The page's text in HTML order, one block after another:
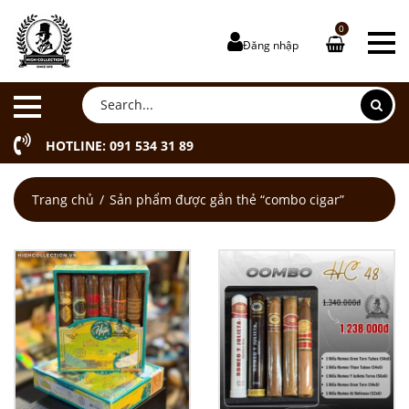
Đăng nhập
0
HOTLINE: 091 534 31 89
Trang chủ Sản phẩm được gắn thẻ “combo cigar”